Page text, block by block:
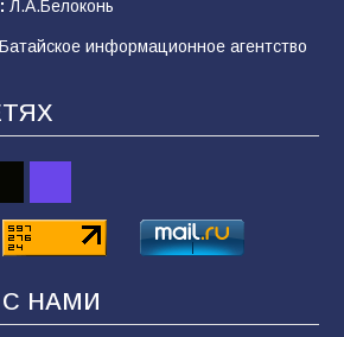
дорожные работы
вброс
Л.А.Белоконь
информационное агентство
НАМИ